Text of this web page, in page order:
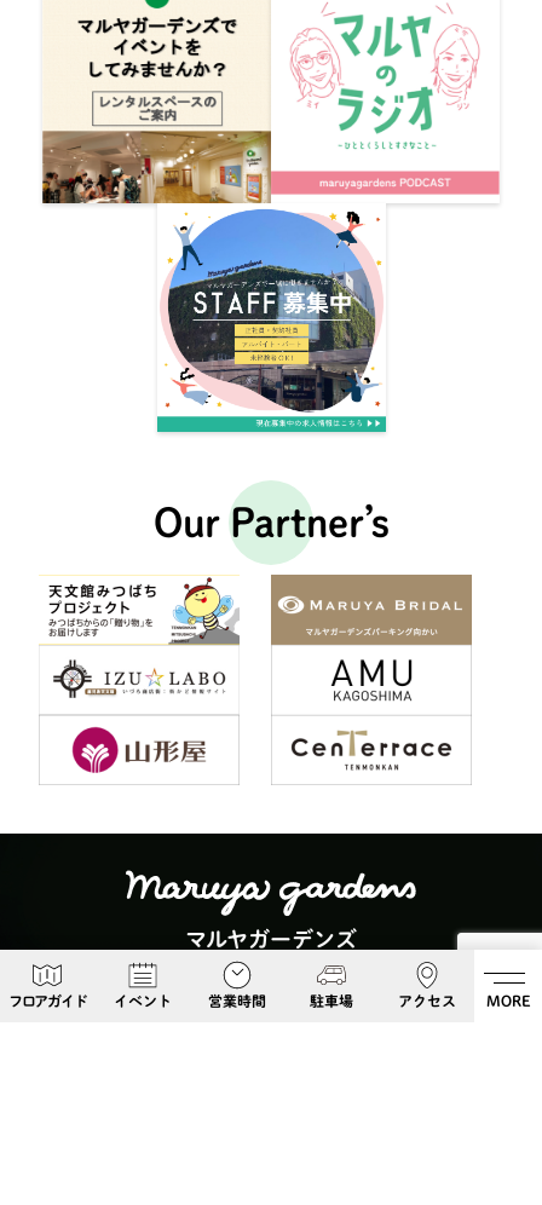
フロアガイド イベント 営業時間 駐車場 アクセス MORE
Our Partner’s
マルヤガーデンズ
〒892-0826 鹿児島県鹿児島市呉服町６−５